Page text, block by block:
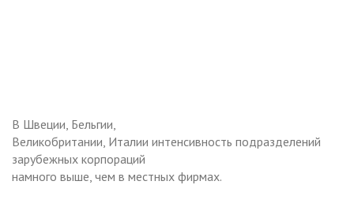
В Швеции, Бельгии,
Великобритании, Италии интенсивность подразделений
зарубежных корпораций
намного выше, чем в местных фирмах.